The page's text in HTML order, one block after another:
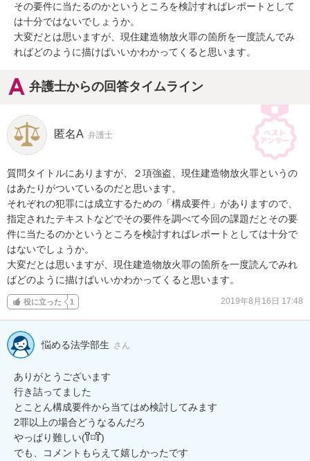
その要件に当たるのかというところを検討すればレポートとして
は十分ではないでしょうか。
大変だとは思いますが、現住建造物放火罪の箇所を一度読んでみ
ればどのように描けばいいかわかってくると思います。
弁護士からの回答タイムライン
匿名A 弁護士
質問タイトルにありますが、２項強盗、現住建造物放火罪というの
はあたりがついているのだと思います。
それぞれの犯罪には成立するための「構成要件」がありますので、
指定されたテキストなどでその要件を調べて今回の課題だとその要
件に当たるのかというところを検討すればレポートとしては十分で
はないでしょうか。
大変だとは思いますが、現住建造物放火罪の箇所を一度読んでみれ
ばどのように描けばいいかわかってくると思います。
役に立った 1 2019年8月16日 17:48
悩める法学部生 さん
ありがとうございます
行き詰ってました
とことん構成要件から当てはめ検討してみます
2罪以上の場合どうなるんだろ
やっぱり難しい(꒦ິ⌑꒦ີ)
でも、コメントもらえて嬉しかったです